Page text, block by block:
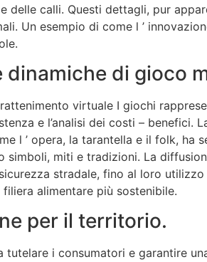
delle calli. Questi dettagli, pur
Un esempio di come l ’
dinamiche di gioco
virtuale I giochi
e l’analisi dei costi –
l ’ opera, la tarantella e il folk,
simboli, miti e tradizioni. La
stradale, fino al loro
alimentare più sostenibile.
per il territorio.
tutelare i consumatori e garantire